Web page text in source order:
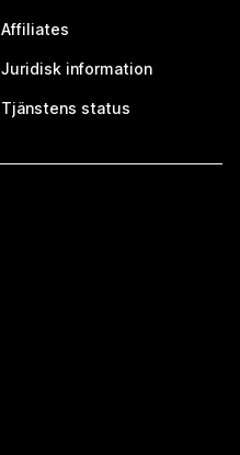
Affiliates
Juridisk information
Tjänstens status